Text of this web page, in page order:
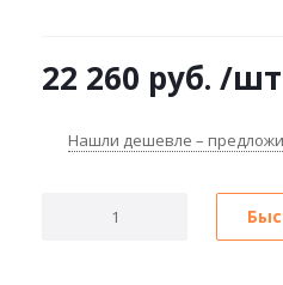
22 260 руб. /шт
Нашли дешевле –